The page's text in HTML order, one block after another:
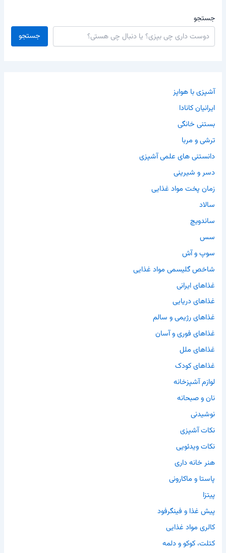
جستجو
جستجو
آشپزی با هواپز
ایرانیان کانادا
بستنی خانگی
ترشی و مربا
دانستنی های علمی آشپزی
دسر و شیرینی
زمان پخت مواد غذایی
سالاد
ساندویچ
سس
سوپ و آش
شاخص گلیسمی مواد غذایی
غذاهای ایرانی
غذاهای دریایی
غذاهای رژیمی و سالم
غذاهای فوری و آسان
غذاهای ملل
غذاهای کودک
لوازم آشپزخانه
نان و صبحانه
نوشیدنی
نکات آشپزی
نکات ویدئویی
هنر خانه داری
پاستا و ماکارونی
پیتزا
پیش غذا و فینگرفود
کالری مواد غذایی
کتلت، کوکو و دلمه